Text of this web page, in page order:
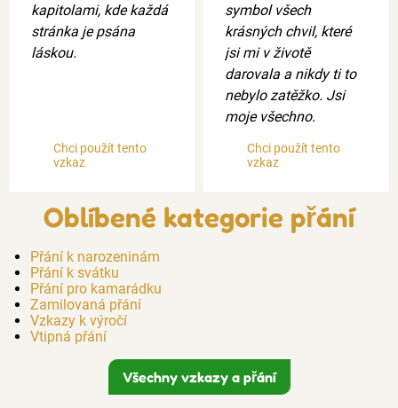
kapitolami, kde každá
stránka je psána
láskou.
Chci použít tento
vzkaz
symbol všech
krásných chvil, které
jsi mi v životě
darovala a nikdy ti to
nebylo zatěžko. Jsi
moje všechno.
Chci použít tento
vzkaz
Oblíbené kategorie přání
Přání k narozeninám
Přání k svátku
Přání pro kamarádku
Zamilovaná přání
Vzkazy k výročí
Vtipná přání
Všechny vzkazy a přání